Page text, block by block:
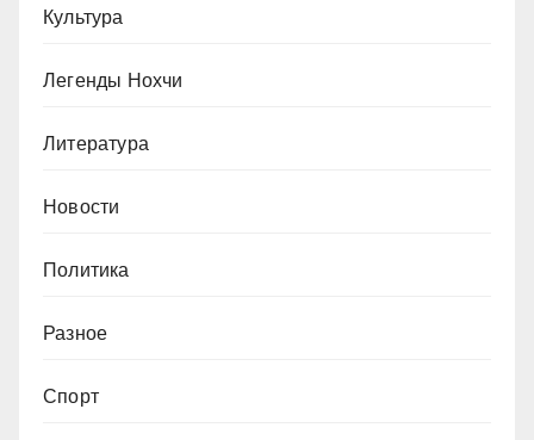
Культура
Легенды Нохчи
Литература
Новости
Политика
Разное
Спорт